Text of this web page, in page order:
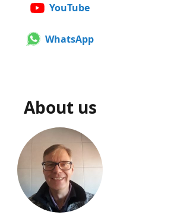
YouTube
WhatsApp
About us